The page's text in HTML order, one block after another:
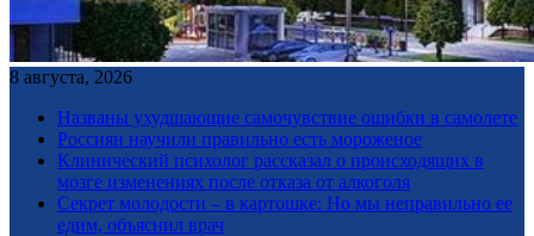
8 августа, 2026
Названы ухудшающие самочувствие ошибки в самолете
Россиян научили правильно есть мороженое
Клинический психолог рассказал о происходящих в
мозге изменениях после отказа от алкоголя
Секрет молодости – в картошке: Но мы неправильно ее
едим, объяснил врач